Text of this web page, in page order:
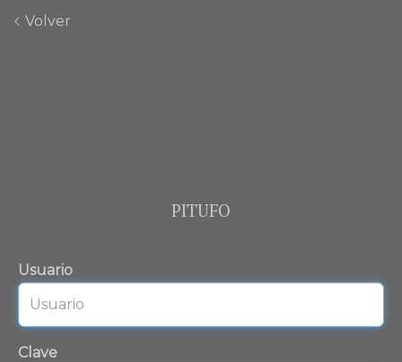
Volver
PITUFO
Usuario
Clave